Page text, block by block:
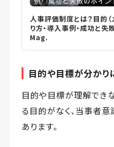
人事評価制度とは？目的（
り方・導入事例・成功と
Mag.
目的や目標が分かり
目的や目標が理解でき
る目的がなく、当事者
あります。